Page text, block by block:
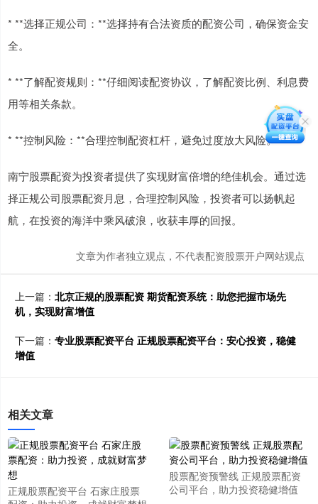
* **选择正规公司：**选择持有合法资质的配资公司，确保资金安
全。
* **了解配资规则：**仔细阅读配资协议，了解配资比例、利息费
用等相关条款。
* **控制风险：**合理控制配资杠杆，避免过度放大风险。
南宁股票配资为投资者提供了实现财富倍增的绝佳机会。通过选
择正规公司股票配资月息，合理控制风险，投资者可以扬帆起
航，在投资的海洋中乘风破浪，收获丰厚的回报。
文章为作者独立观点，不代表配资股票开户网站观点
上一篇： 北京正规的股票配资 期货配资系统：助您把握市场先
机，实现财富增值
下一篇： 专业股票配资平台 正规股票配资平台：安心投资，稳健
增值
相关文章
正规股票配资平台 石家庄股票
股票配资预警线 正规股票配资
公司平台，助力投资稳健增值